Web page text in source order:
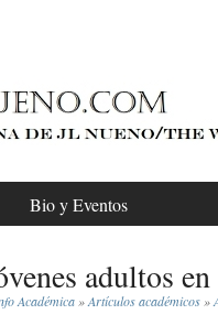
Bio y Eventos
adultos
Académica »Artículos académicos »